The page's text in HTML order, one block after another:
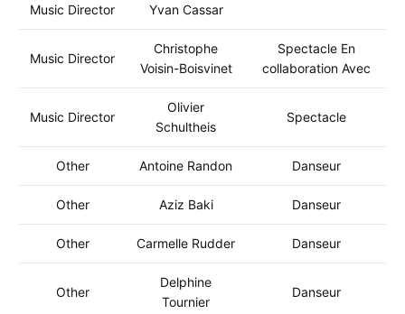
Music Director Yvan Cassar
Music Director
Christophe
Voisin-Boisvinet
Spectacle En
collaboration Avec
Music Director
Olivier
Schultheis
Spectacle
Other Antoine Randon Danseur
Other Aziz Baki Danseur
Other Carmelle Rudder Danseur
Other
Delphine
Tournier
Danseur